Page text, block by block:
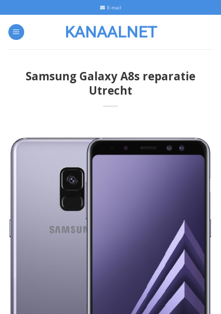
to
content
E-mail
KANAALNET
Samsung Galaxy A8s reparatie
Utrecht